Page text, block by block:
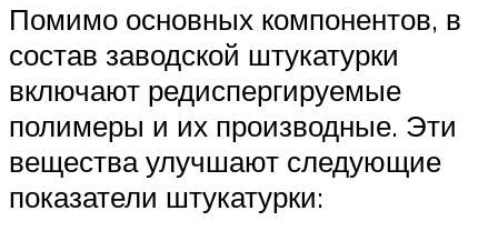
Помимо основных компонентов, в
состав заводской штукатурки
включают редиспергируемые
полимеры и их производные. Эти
вещества улучшают следующие
показатели штукатурки: